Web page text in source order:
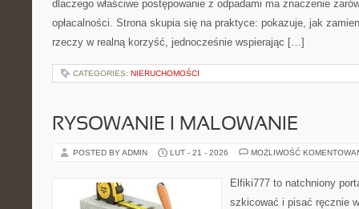
dlaczego właściwe postępowanie z odpadami ma znaczenie
opłacalności. Strona skupia się na praktyce: pokazuje, jak
rzeczy w realną korzyść, jednocześnie wspierając […]
CATEGORIES: NIERUCHOMOŚCI
RYSOWANIE I MALOWANIE
POSTED BY ADMIN LUT - 21 - 2026 MOŻLIWOŚĆ
Elfiki777 to natchniony
szkicować i pisać ręcznie